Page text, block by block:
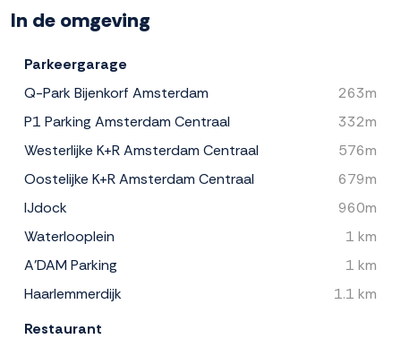
In de omgeving
Parkeergarage
Q-Park Bijenkorf Amsterdam
263m
P1 Parking Amsterdam Centraal
332m
Westerlijke K+R Amsterdam Centraal
576m
Oostelijke K+R Amsterdam Centraal
679m
IJdock
960m
Waterlooplein
1 km
A'DAM Parking
1 km
Haarlemmerdijk
1.1 km
Restaurant